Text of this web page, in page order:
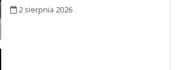
2 sierpnia 2026